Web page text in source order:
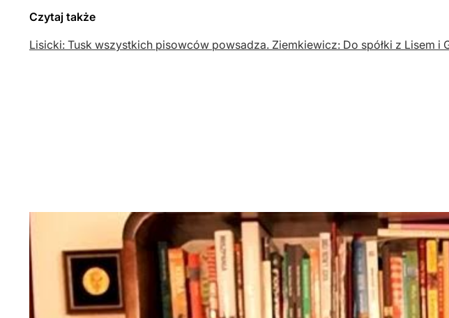
Czytaj także
Lisicki: Tusk wszystkich pisowców powsadza. Ziemkiewicz: Do spółki z Lisem i